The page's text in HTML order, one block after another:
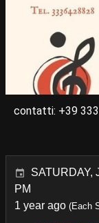
contatti: +39
SATURDAY,
PM
1 year ago (Each